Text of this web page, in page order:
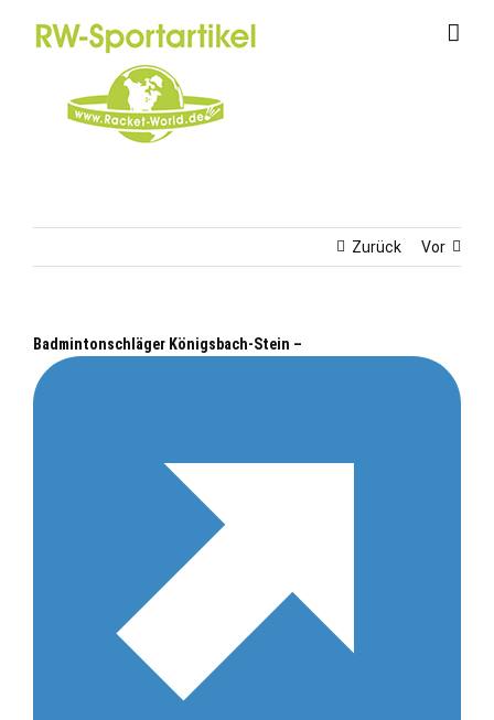
Zurück Vor
Badmintonschläger Königsbach-Stein –